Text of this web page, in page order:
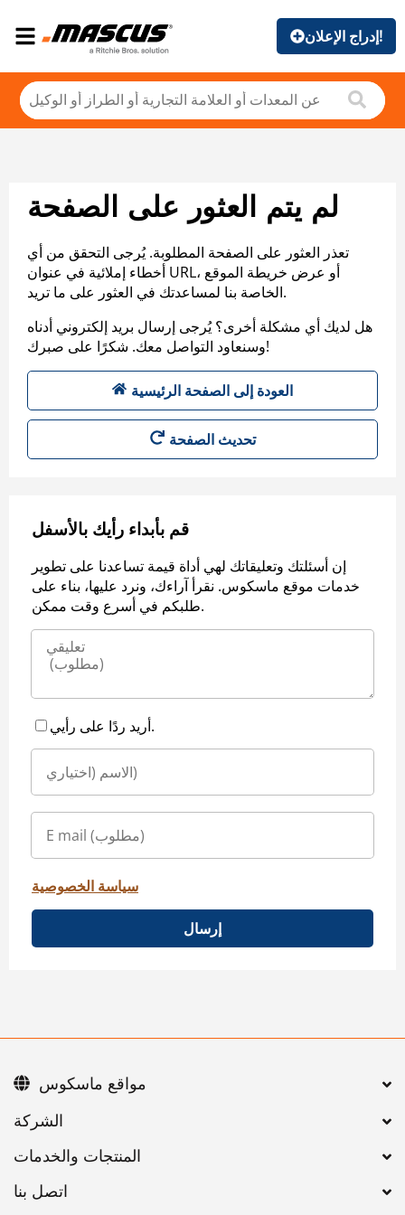
إدراج الإعلان!
لم يتم العثور على الصفحة
تعذر العثور على الصفحة المطلوبة. يُرجى التحقق من أي
أخطاء إملائية في عنوان URL، أو عرض خريطة الموقع
الخاصة بنا لمساعدتك في العثور على ما تريد.
هل لديك أي مشكلة أخرى؟ يُرجى إرسال بريد إلكتروني أدناه
وسنعاود التواصل معك. شكرًا على صبرك!
العودة إلى الصفحة الرئيسية
تحديث الصفحة
قم بأبداء رأيك بالأسفل
إن أسئلتك وتعليقاتك لهي أداة قيمة تساعدنا على تطوير
خدمات موقع ماسكوس. نقرأ آراءك، ونرد عليها، بناء على
طلبكم في أسرع وقت ممكن.
أريد ردًا على رأيي.
سياسة الخصوصية
إرسال
اتصل بنا
مواقع ماسكوس